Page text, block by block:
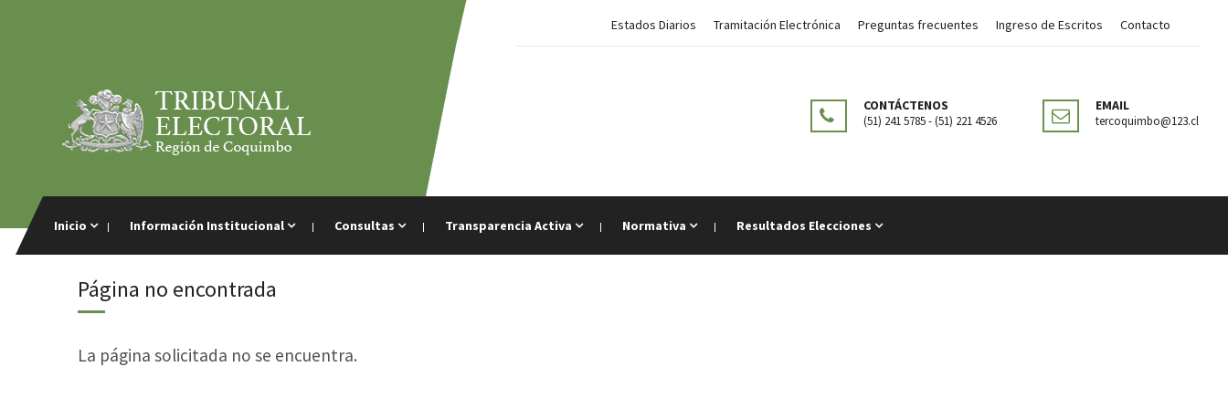
Estados Diarios Tramitación Electrónica Preguntas frecuentes Ingreso de Escritos Contacto
CONTÁCTENOS
(51) 241 5785 - (51) 221 4526
EMAIL
tercoquimbo@123.cl
Inicio Información Institucional Consultas Transparencia Activa Normativa Resultados Elecciones
Página no encontrada
La página solicitada no se encuentra.